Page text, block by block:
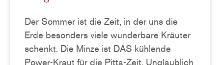
Der Sommer ist die Zeit, in der uns die
Erde besonders viele wunderbare Kräuter
schenkt. Die Minze ist DAS kühlende
Power-Kraut für die Pitta-Zeit. Unglaublich